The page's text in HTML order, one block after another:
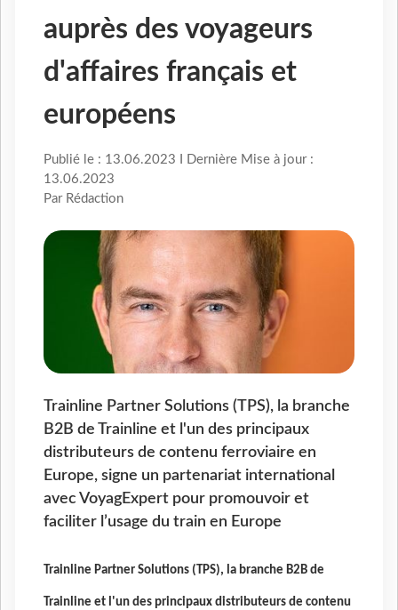
auprès des voyageurs
d'affaires français et
européens
Publié le : 13.06.2023 I Dernière Mise à jour :
13.06.2023
Par Rédaction
Trainline Partner Solutions (TPS), la branche
B2B de Trainline et l'un des principaux
distributeurs de contenu ferroviaire en
Europe, signe un partenariat international
avec VoyagExpert pour promouvoir et
faciliter l’usage du train en Europe
Trainline Partner Solutions (TPS), la branche B2B de
Trainline et l'un des principaux distributeurs de contenu